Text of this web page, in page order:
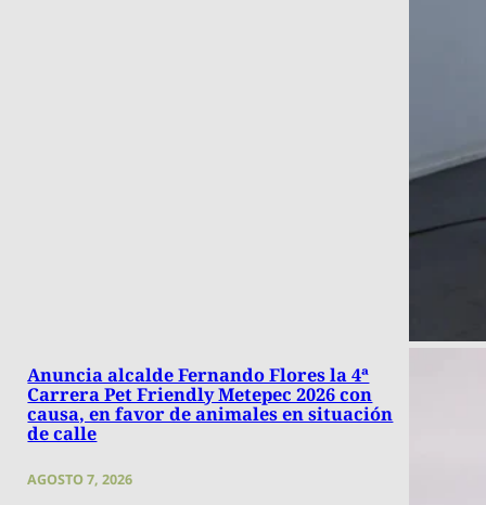
Anuncia alcalde Fernando Flores la 4ª
Carrera Pet Friendly Metepec 2026 con
causa, en favor de animales en situación
de calle
AGOSTO 7, 2026